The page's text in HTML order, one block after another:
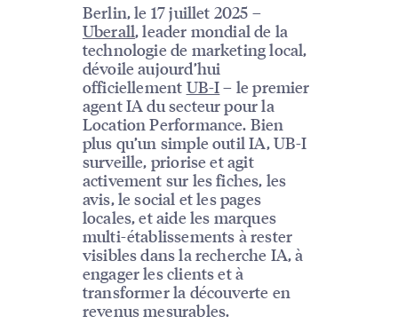
Berlin, le 17 juillet 2025 –
Uberall, leader mondial de la
technologie de marketing local,
dévoile aujourd’hui
officiellement UB-I– le premier
agent IA du secteur pour la
Location Performance. Bien
plus qu’un simple outil IA, UB-I
surveille, priorise et agit
activement sur les fiches, les
avis, le social et les pages
locales, et aide les marques
multi-établissements à rester
visibles dans la recherche IA, à
engager les clients et à
transformer la découverte en
revenus mesurables.